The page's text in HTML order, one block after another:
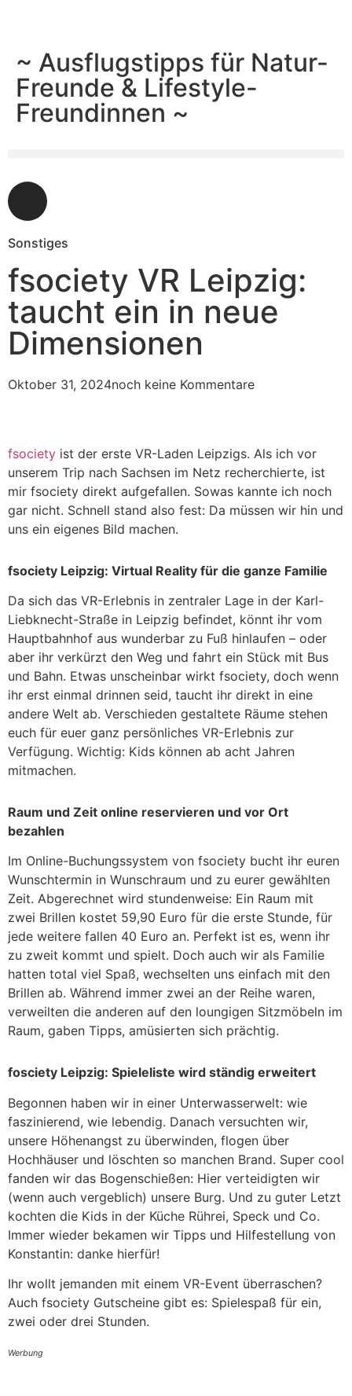
~ Ausflugstipps für Natur-
Freunde & Lifestyle-
Freundinnen ~
Sonstiges
fsociety VR Leipzig:
taucht ein in neue
Dimensionen
Oktober 31, 2024noch keine Kommentare
fsociety ist der erste VR-Laden Leipzigs. Als ich vor
unserem Trip nach Sachsen im Netz recherchierte, ist
mir fsociety direkt aufgefallen. Sowas kannte ich noch
gar nicht. Schnell stand also fest: Da müssen wir hin und
uns ein eigenes Bild machen.
fsociety Leipzig: Virtual Reality für die ganze Familie
Da sich das VR-Erlebnis in zentraler Lage in der Karl-
Liebknecht-Straße in Leipzig befindet, könnt ihr vom
Hauptbahnhof aus wunderbar zu Fuß hinlaufen – oder
aber ihr verkürzt den Weg und fahrt ein Stück mit Bus
und Bahn. Etwas unscheinbar wirkt fsociety, doch wenn
ihr erst einmal drinnen seid, taucht ihr direkt in eine
andere Welt ab. Verschieden gestaltete Räume stehen
euch für euer ganz persönliches VR-Erlebnis zur
Verfügung. Wichtig: Kids können ab acht Jahren
mitmachen.
Raum und Zeit online reservieren und vor Ort
bezahlen
Im Online-Buchungssystem von fsociety bucht ihr euren
Wunschtermin in Wunschraum und zu eurer gewählten
Zeit. Abgerechnet wird stundenweise: Ein Raum mit
zwei Brillen kostet 59,90 Euro für die erste Stunde, für
jede weitere fallen 40 Euro an. Perfekt ist es, wenn ihr
zu zweit kommt und spielt. Doch auch wir als Familie
hatten total viel Spaß, wechselten uns einfach mit den
Brillen ab. Während immer zwei an der Reihe waren,
verweilten die anderen auf den loungigen Sitzmöbeln im
Raum, gaben Tipps, amüsierten sich prächtig.
fosciety Leipzig: Spieleliste wird ständig erweitert
Begonnen haben wir in einer Unterwasserwelt: wie
faszinierend, wie lebendig. Danach versuchten wir,
unsere Höhenangst zu überwinden, flogen über
Hochhäuser und löschten so manchen Brand. Super cool
fanden wir das Bogenschießen: Hier verteidigten wir
(wenn auch vergeblich) unsere Burg. Und zu guter Letzt
kochten die Kids in der Küche Rührei, Speck und Co.
Immer wieder bekamen wir Tipps und Hilfestellung von
Konstantin: danke hierfür!
Ihr wollt jemanden mit einem VR-Event überraschen?
Auch fsociety Gutscheine gibt es: Spielespaß für ein,
zwei oder drei Stunden.
Werbung